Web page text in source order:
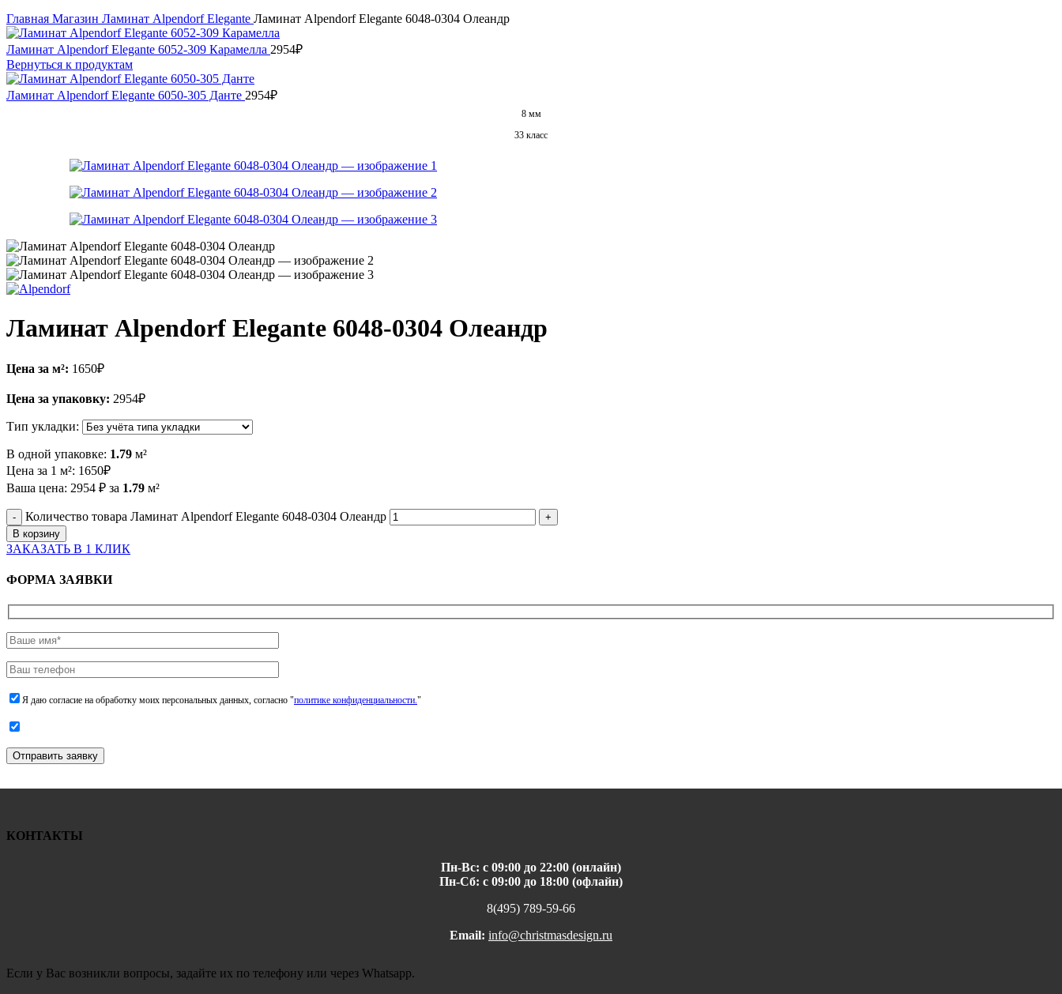
Главная Магазин Ламинат AlpendorfElegante Ламинат Alpendorf Elegante 6048-0304 Олеандр
Ламинат Alpendorf Elegante 6052-309 Карамелла 2954₽
Вернуться к продуктам
Ламинат Alpendorf Elegante 6050-305 Данте 2954₽
8 мм
33 класс
Ламинат Alpendorf Elegante 6048-0304 Олеандр
Цена за м²: 1650₽
Цена за упаковку: 2954₽
Тип укладки:
В одной упаковке: 1.79 м²
Цена за 1 м²: 1650₽
Ваша цена: 2954 ₽ за 1.79 м²
Количество товара Ламинат Alpendorf Elegante 6048-0304 Олеандр
В корзину
ЗАКАЗАТЬ В 1 КЛИК
ФОРМА ЗАЯВКИ
Я даю согласие на обработку моих персональных данных, согласно "политике конфиденциальности."
Отправить заявку
КОНТАКТЫ
Пн-Вс: с 09:00 до 22:00 (онлайн)
Пн-Сб: с 09:00 до 18:00 (офлайн)
8(495) 789-59-66
Email: info@christmasdesign.ru
Если у Вас возникли вопросы, задайте их по телефону или через Whatsapp.